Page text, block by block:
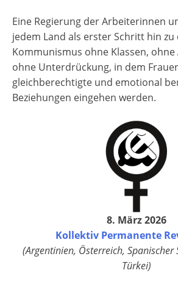
Eine Regierung der Arbeiterinnen
jedem Land als erster Schritt hin
Kommunismus ohne Klassen,
ohne Unterdrückung, in dem
gleichberechtigte und emotional
Beziehungen eingehen werden.
8. März 2026
Kollektiv Permanente
(Argentinien, Österreich, Spanischer
Türkei)